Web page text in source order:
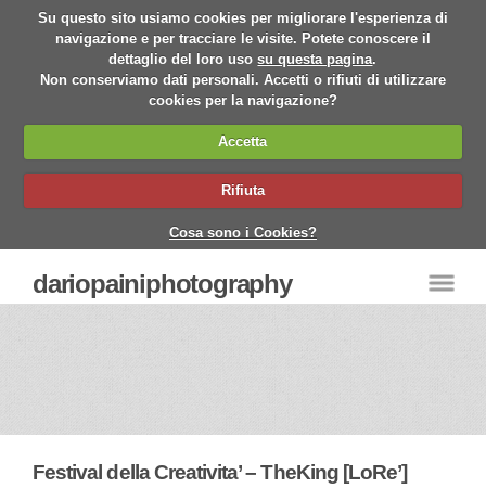
Su questo sito usiamo cookies per migliorare l'esperienza di
navigazione e per tracciare le visite. Potete conoscere il
dettaglio del loro usosu questa pagina.
Non conserviamo dati personali. Accetti o rifiuti di utilizzare
cookies per la navigazione?
Accetta
Rifiuta
Cosa sono i Cookies?
dariopainiphotography
Festival della Creativita’ – TheKing [LoRe’]